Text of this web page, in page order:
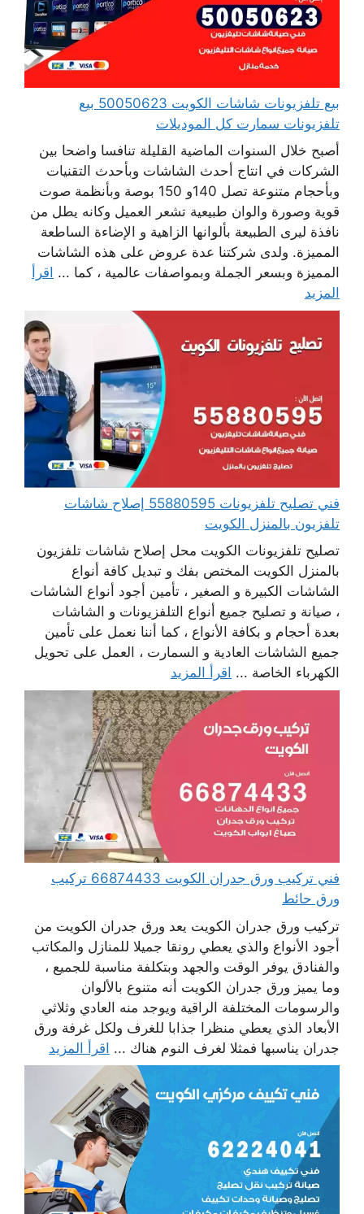
بيع تلفزيونات شاشات الكويت 50050623 بيع
تلفزيونات سمارت كل الموديلات
أصبح خلال السنوات الماضية القليلة تنافسا واضحا بين
الشركات في انتاج أحدث الشاشات وبأحدث التقنيات
وبأحجام متنوعة تصل 140و 150 بوصة وبأنظمة صوت
قوية وصورة والوان طبيعية تشعر العميل وكانه يطل من
نافذة ليرى الطبيعة بألوانها الزاهية و الإضاءة الساطعة
المميزة. ولدى شركتنا عدة عروض على هذه الشاشات
المميزة وبسعر الجملة وبمواصفات عالمية ، كما ... اقرأ
المزيد
فني تصليح تلفزيونات 55880595 إصلاح شاشات
تلفزيون بالمنزل الكويت
تصليح تلفزيونات الكويت محل إصلاح شاشات تلفزيون
بالمنزل الكويت المختص بفك و تبديل كافة أنواع
الشاشات الكبيرة و الصغير ، تأمين أجود أنواع الشاشات
، صيانة و تصليح جميع أنواع التلفزيونات و الشاشات
بعدة أحجام و بكافة الأنواع ، كما أننا نعمل على تأمين
جميع الشاشات العادية و السمارت ، العمل على تحويل
الكهرباء الخاصة ... اقرأ المزيد
فني تركيب ورق جدران الكويت 66874433 تركيب
ورق حائط
تركيب ورق جدران الكويت يعد ورق جدران الكويت من
أجود الأنواع والذي يعطي رونقا جميلا للمنازل والمكاتب
والفنادق يوفر الوقت والجهد وبتكلفة مناسبة للجميع ،
وما يميز ورق جدران الكويت أنه متنوع بالألوان
والرسومات المختلفة الراقية ويوجد منه العادي وثلاثي
الأبعاد الذي يعطي منظرا جذابا للغرف ولكل غرفة ورق
جدران يناسبها فمثلا لغرف النوم هناك ... اقرأ المزيد